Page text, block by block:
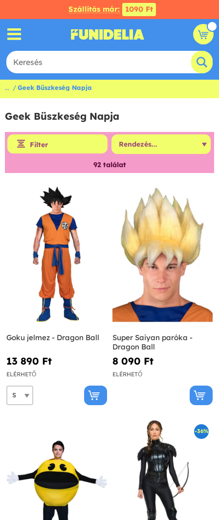
Szállítás már: 1090 Ft
... Geek Büszkeség Napja
Geek Büszkeség Napja
Filter
92találat
Goku jelmez - Dragon Ball
13 890 Ft‎
ELÉRHETŐ
Super Saiyan paróka -
Dragon Ball
8 090 Ft‎
ELÉRHETŐ
-36%